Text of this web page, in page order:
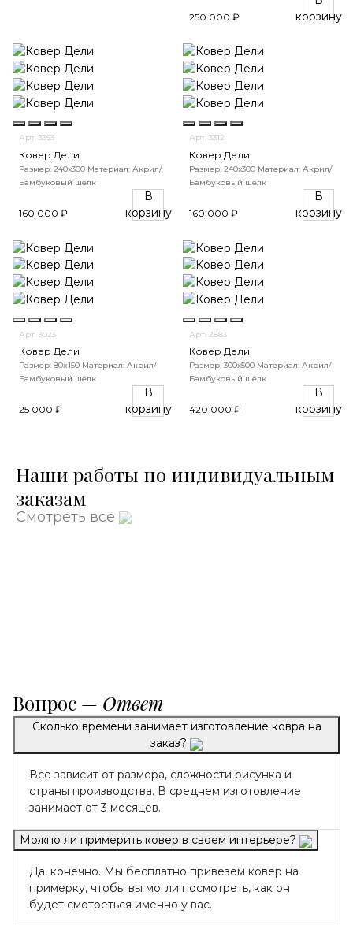
250 000 ₽
корзину
Арт. 3393
Ковер Дели
Размер: 240х300 Материал: Акрил/
Бамбуковый шёлк
160 000 ₽
В
корзину
Арт. 3312
Ковер Дели
Размер: 240х300 Материал: Акрил/
Бамбуковый шёлк
160 000 ₽
В
корзину
Арт. 3023
Ковер Дели
Размер: 80x150 Материал: Акрил/
Бамбуковый шёлк
25 000 ₽
В
корзину
Арт. 2883
Ковер Дели
Размер: 300х500 Материал: Акрил/
Бамбуковый шёлк
420 000 ₽
В
корзину
Наши работы по индивидуальным
заказам
Смотреть все
Вопрос — Ответ
Сколько времени занимает изготовление ковра на
заказ?
Все зависит от размера, сложности рисунка и
страны производства. В среднем изготовление
занимает от 3 месяцев.
Можно ли примерить ковер в своем интерьере?
Да, конечно. Мы бесплатно привезем ковер на
примерку, чтобы вы могли посмотреть, как он
будет смотреться именно у вас.